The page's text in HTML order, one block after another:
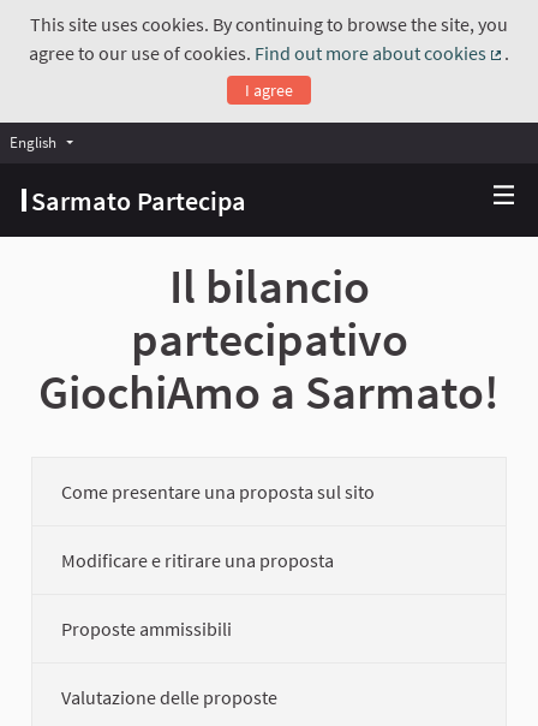
This site uses cookies. By continuing to browse the site, you
agree to our use of cookies. Find out more about cookies
.
I agree
Sarmato Partecipa
English Choose language
Il bilancio
partecipativo
GiochiAmo a Sarmato!
Come presentare una proposta sul sito
Modificare e ritirare una proposta
Proposte ammissibili
Valutazione delle proposte